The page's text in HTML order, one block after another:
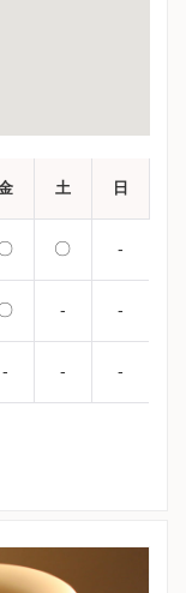
土 日
〇 -
- -
- - -
い合わせくださ